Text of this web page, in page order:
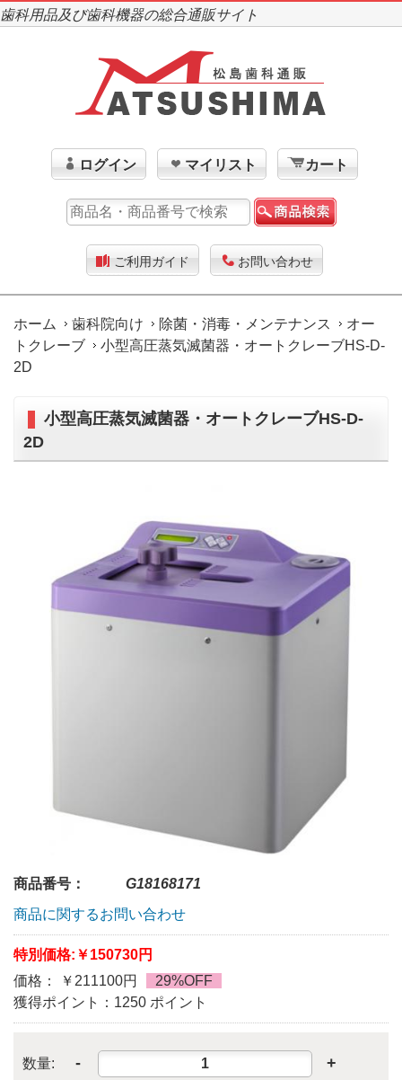
歯科用品及び歯科機器の総合通販サイト
ログイン マイリスト カート
ご利用ガイド お問い合わせ
ホーム 歯科院向け 除菌・消毒・メンテナンス
オー
トクレーブ
小型高圧蒸気滅菌器・オートクレーブHS-D-
2D
小型高圧蒸気滅菌器・オートクレーブHS-D-
2D
商品番号：
G18168171
商品に関するお問い合わせ
特別価格: ￥150730円
価格： ￥211100円
29%OFF
獲得ポイント：1250 ポイント
数量: - +